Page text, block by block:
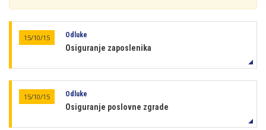
15/10/15 Odluke
Osiguranje zaposlenika
15/10/15 Odluke
Osiguranje poslovne zgrade